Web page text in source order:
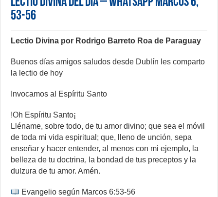
53-56
Lectio Divina por Rodrigo Barreto Roa de Paraguay
Buenos días amigos saludos desde Dublín les comparto
la lectio de hoy
Invocamos al Espíritu Santo
!Oh Espíritu Santo¡
Lléname, sobre todo, de tu amor divino; que sea el móvil
de toda mi vida espiritual; que, lleno de unción, sepa
enseñar y hacer entender, al menos con mi ejemplo, la
belleza de tu doctrina, la bondad de tus preceptos y la
dulzura de tu amor. Amén.
Evangelio según Marcos 6:53-56